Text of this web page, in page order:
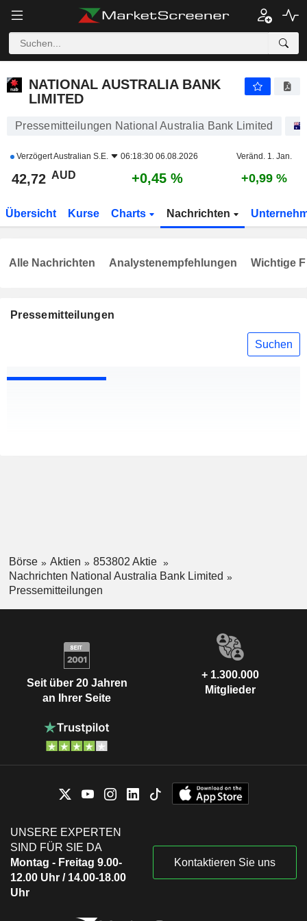
NATIONAL AUSTRALIA BANK
LIMITED
Pressemitteilungen National Australia Bank Limited
VerzögertAustralian S.E. 06:18:30 06.08.2026 Veränd. 1. Jan.
42,72 AUD +0,45 % +0,99 %
Übersicht Kurse Charts Nachrichten
Pressemitteilungen
Suchen
Alle Nachrichten Analystenempfehlungen Wichtige
Börse Aktien
853802 Aktie
Nachrichten National Australia Bank Limited
Pressemitteilungen
Seit über 20 Jahren
an Ihrer Seite
+ 1.300.000
Mitglieder
UNSERE EXPERTEN
SIND FÜR SIE DA
Montag - Freitag 9.00-
12.00 Uhr / 14.00-18.00
Uhr
Kontaktieren Sie uns